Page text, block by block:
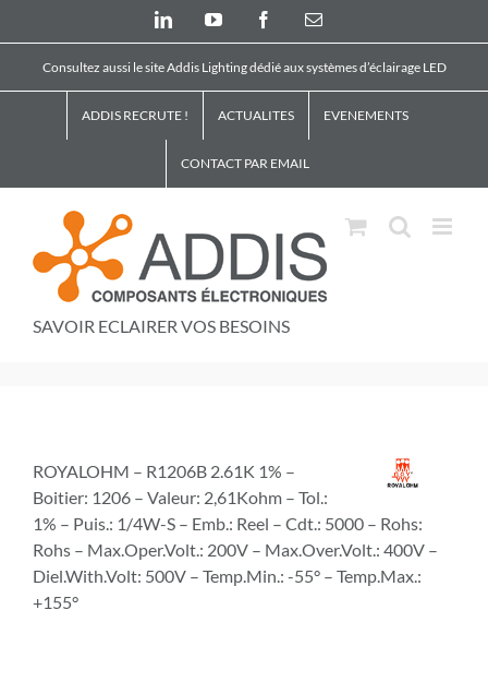
LinkedInYouTube FacebookEmail
Consultez aussi le site Addis Lighting dédié aux systèmes d’éclairage LED
ADDIS RECRUTE ! ACTUALITES EVENEMENTS
CONTACT PAR EMAIL
SAVOIR ECLAIRER VOS BESOINS
ROYALOHM – R1206B 2.61K 1% –
Boitier: 1206 – Valeur: 2,61Kohm – Tol.:
1% – Puis.: 1/4W-S – Emb.: Reel – Cdt.: 5000 – Rohs:
Rohs – Max.Oper.Volt.: 200V – Max.Over.Volt.: 400V –
Diel.With.Volt: 500V – Temp.Min.: -55° – Temp.Max.:
+155°